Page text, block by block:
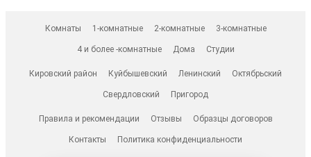
Комнаты 1-комнатные 2-комнатные 3-комнатные
4 и более -комнатные Дома Студии
Кировский район Куйбышевский Ленинский Октябрьский
Свердловский Пригород
Правила и рекомендации Отзывы Образцы договоров
Контакты Политика конфиденциальности